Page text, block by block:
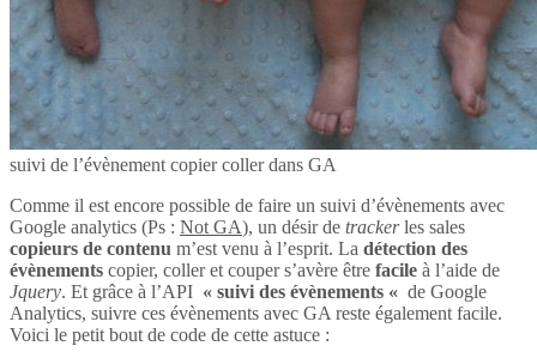
suivi de l’évènement copier coller dans GA
Comme il est encore possible de faire un suivi d’évènements avec
Google analytics (Ps : Not GA), un désir de trackerles sales
copieurs de contenu m’est venu à l’esprit. La détection des
évènements copier, coller et couper s’avère être facile à l’aide de
Jquery. Et grâce à l’API « suivi des évènements « de Google
Analytics, suivre ces évènements avec GA reste également facile.
Voici le petit bout de code de cette astuce :